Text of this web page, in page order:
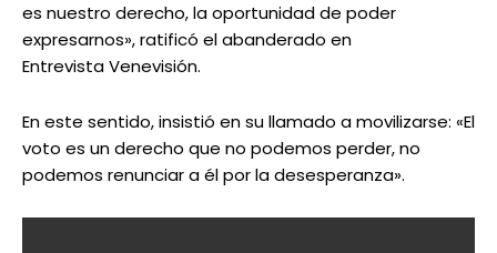
es nuestro derecho, la oportunidad de poder
expresarnos», ratificó el abanderado en
Entrevista Venevisión.
En este sentido, insistió en su llamado a movilizarse: «El
voto es un derecho que no podemos perder, no
podemos renunciar a él por la desesperanza».